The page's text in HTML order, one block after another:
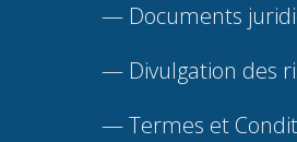
— Documents
— Divulgation des
—Termes et